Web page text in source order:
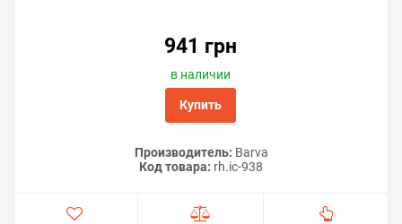
941 грн
в наличии
Купить
Производитель: Barva
Код товара: rh.ic-938